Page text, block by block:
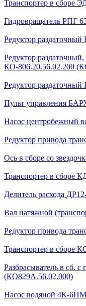
Транспортер в сборе
Гидровращатель РПГ
Редуктор
Редуктор раздаточный,
КО-806.20.56.02.200
Редуктор
Пульт управления
Насос центробежный
Редуктор привода
Ось в сборе со
Транспортер в сборе
Делитель расхода
Вал натяжной
Редуктор привода
Транспортер в сборе
Разбрасыватель в сб.
(КО829А.56.02.000)
Насос водяной 4К-